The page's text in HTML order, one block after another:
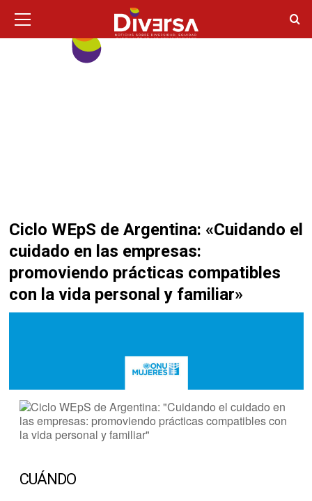
contenido
principal
Ciclo WEpS de Argentina: «Cuidando el
cuidado en las empresas:
promoviendo prácticas compatibles
con la vida personal y familiar»
CUÁNDO